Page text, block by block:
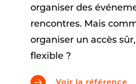
organiser des
rencontres. Mais
organiser un accès
flexible ?
Voir la référence